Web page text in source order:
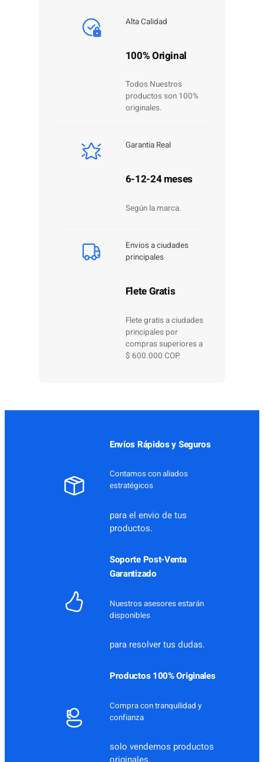
Alta Calidad
100% Original
Todos Nuestros
productos son 100%
originales.
Garantia Real
6-12-24 meses
Según la marca.
Envios a ciudades
principales
Flete Gratis
Flete gratis a ciudades
principales por
compras superiores a
$ 600.000 COP.
Envíos Rápidos y Seguros
Contamos con aliados
estratégicos
para el envio de tus
productos.
Soporte Post-Venta
Garantizado
Nuestros asesores estarán
disponibles
para resolver tus dudas.
Productos 100% Originales
Compra con tranquilidad y
confianza
solo vendemos productos